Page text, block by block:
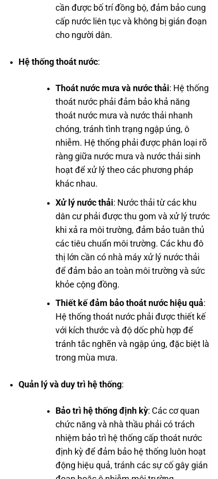
cần được bố trí đồng bộ, đảm bảo cung
cấp nước liên tục và không bị gián đoạn
cho người dân.
Hệ thống thoát nước:
Thoát nước mưa và nước thải: Hệ thống
thoát nước phải đảm bảo khả năng
thoát nước mưa và nước thải nhanh
chóng, tránh tình trạng ngập úng, ô
nhiễm. Hệ thống phải được phân loại rõ
ràng giữa nước mưa và nước thải sinh
hoạt để xử lý theo các phương pháp
khác nhau.
Xử lý nước thải: Nước thải từ các khu
dân cư phải được thu gom và xử lý trước
khi xả ra môi trường, đảm bảo tuân thủ
các tiêu chuẩn môi trường. Các khu đô
thị lớn cần có nhà máy xử lý nước thải
để đảm bảo an toàn môi trường và sức
khỏe cộng đồng.
Thiết kế đảm bảo thoát nước hiệu quả:
Hệ thống thoát nước phải được thiết kế
với kích thước và độ dốc phù hợp để
tránh tắc nghẽn và ngập úng, đặc biệt là
trong mùa mưa.
Quản lý và duy trì hệ thống:
Bảo trì hệ thống định kỳ: Các cơ quan
chức năng và nhà thầu phải có trách
nhiệm bảo trì hệ thống cấp thoát nước
định kỳ để đảm bảo hệ thống luôn hoạt
động hiệu quả, tránh các sự cố gây gián